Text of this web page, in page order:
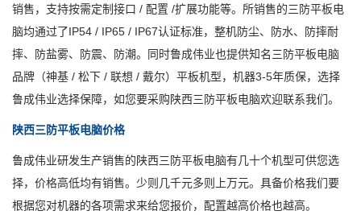
销售，支持按需定制接口 / 配置 /扩展功能等。所销售的三防平板电
脑均通过了IP54 / IP65 / IP67认证标准，整机防尘、防水、防摔耐
摔、防盐雾、防震、防潮。同时鲁成伟业也提供知名三防平板电脑
品牌（神基 / 松下 / 联想 / 戴尔）平板机型，机器3-5年质保，选择
鲁成伟业选择保障，如您要采购陕西三防平板电脑欢迎联系我们。
陕西三防平板电脑价格
鲁成伟业研发生产销售的陕西三防平板电脑有几十个机型可供您选
择，价格高低均有销售。少则几千元多则上万元。具备价格我们要
根据您对机器的各项需求来给您报价，配置越高价格也越高。